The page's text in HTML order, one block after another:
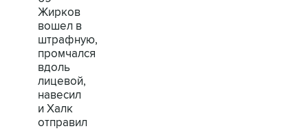
Жирков
вошел в
штрафную,
промчался
вдоль
лицевой,
навесил
и Халк
отправил